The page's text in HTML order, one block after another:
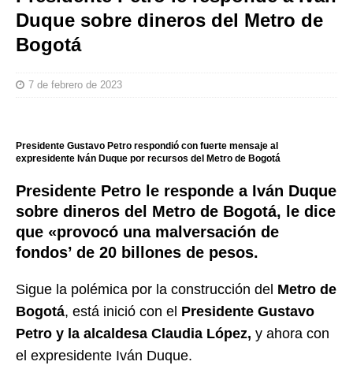
Duque sobre dineros del Metro de
Bogotá
7 de febrero de 2023
Presidente Gustavo Petro respondió con fuerte mensaje al
expresidente Iván Duque por recursos del Metro de Bogotá
Presidente Petro le responde a Iván Duque
sobre dineros del Metro de Bogotá, le dice
que «provocó una malversación de
fondos’ de 20 billones de pesos.
Sigue la polémica por la construcción del Metro de
Bogotá, está inició con el Presidente Gustavo
Petro y la alcaldesa Claudia López, y ahora con
el expresidente Iván Duque.